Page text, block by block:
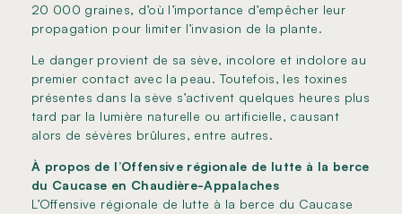
20 000 graines, d’où l’importance d’empêcher leur
propagation pour limiter l’invasion de la plante.
Le danger provient de sa sève, incolore et indolore au
premier contact avec la peau. Toutefois, les toxines
présentes dans la sève s’activent quelques heures plus
tard par la lumière naturelle ou artificielle, causant
alors de sévères brûlures, entre autres.
À propos de l’Offensive régionale de lutte à la berce
du Caucase en Chaudière-Appalaches
L’Offensive régionale de lutte à la berce du Caucase